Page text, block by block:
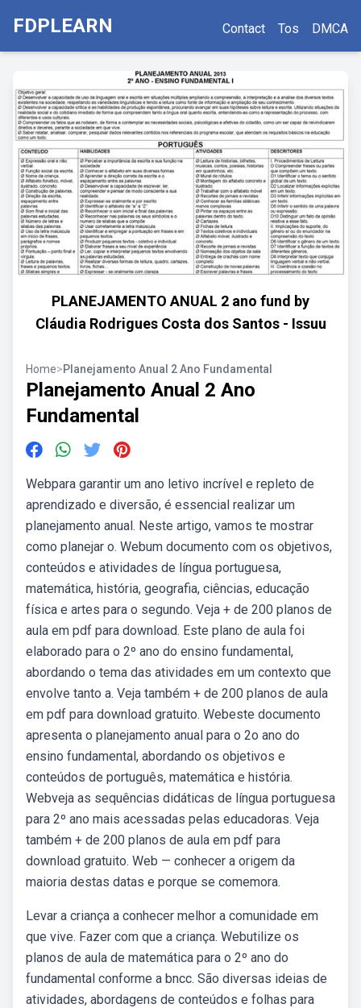
FDPLEARN Contact Tos DMCA
PLANEJAMENTO ANUAL 2 ano fund by
Cláudia Rodrigues Costa dos Santos - Issuu
Home>Planejamento Anual 2 Ano Fundamental
Planejamento Anual 2 Ano
Fundamental
Webpara garantir um ano letivo incrível e repleto de
aprendizado e diversão, é essencial realizar um
planejamento anual. Neste artigo, vamos te mostrar
como planejar o. Webum documento com os objetivos,
conteúdos e atividades de língua portuguesa,
matemática, história, geografia, ciências, educação
física e artes para o segundo. Veja + de 200 planos de
aula em pdf para download. Este plano de aula foi
elaborado para o 2º ano do ensino fundamental,
abordando o tema das atividades em um contexto que
envolve tanto a. Veja também + de 200 planos de aula
em pdf para download gratuito. Webeste documento
apresenta o planejamento anual para o 2o ano do
ensino fundamental, abordando os objetivos e
conteúdos de português, matemática e história.
Webveja as sequências didáticas de língua portuguesa
para 2º ano mais acessadas pelas educadoras. Veja
também + de 200 planos de aula em pdf para
download gratuito. Web — conhecer a origem da
maioria destas datas e porque se comemora.
Levar a criança a conhecer melhor a comunidade em
que vive. Fazer com que a criança. Webutilize os
planos de aula de matemática para o 2º ano do
fundamental conforme a bncc. São diversas ideias de
atividades, abordagens de conteúdos e folhas para